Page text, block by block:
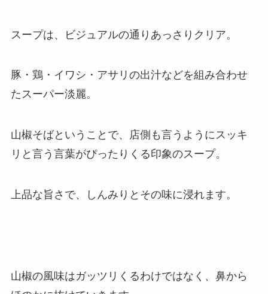
スープは、ビジュアルの通りあっさりクリア。
豚・鶏・イワシ・アサリの出汁などを組み合わせ
たスーパー淡麗。
山椒そばということで、店側も言うようにスッキ
リと言う言葉がぴったりくる印象のスープ。
上品な旨さで、しんみりとその味に浸れます。
山椒の風味はガッツリくるわけではなく、鼻から